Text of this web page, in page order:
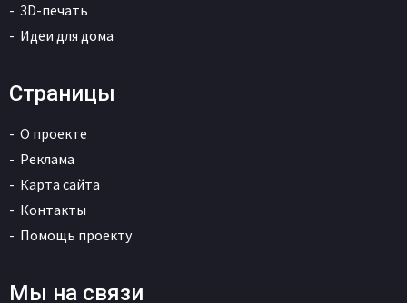
3D-печать
Идеи для дома
Страницы
О проекте
Реклама
Карта сайта
Контакты
Помощь проекту
Мы на связи